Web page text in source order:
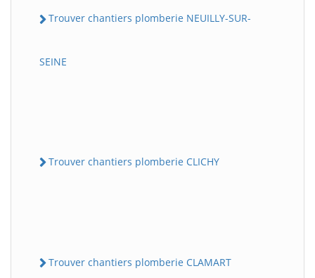
Trouver chantiers plomberie NEUILLY-SUR-
SEINE
Trouver chantiers plomberie CLICHY
Trouver chantiers plomberie CLAMART